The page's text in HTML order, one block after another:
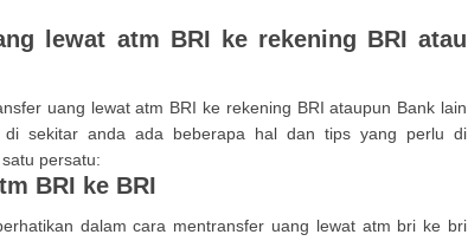
lewat atm BRI ke rekening BRI atau
uang lewat atm BRI ke rekening BRI ataupun Bank lain
di sekitar anda ada beberapa hal dan tips yang perlu di
persatu:
BRI ke BRI
dalam cara mentransfer uang lewat atm bri ke bri